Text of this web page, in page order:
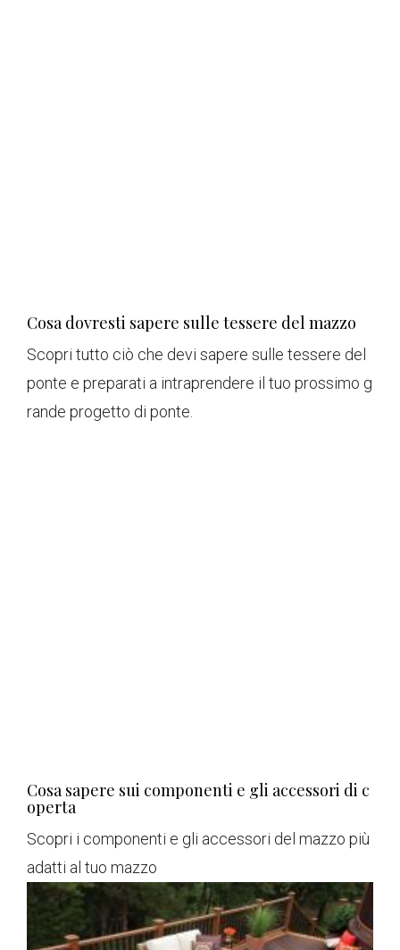
Cosa dovresti sapere sulle tessere del mazzo
Scopri tutto ciò che devi sapere sulle tessere del
ponte e preparati a intraprendere il tuo prossimo g
rande progetto di ponte.
Cosa sapere sui componenti e gli accessori di c
operta
Scopri i componenti e gli accessori del mazzo più
adatti al tuo mazzo